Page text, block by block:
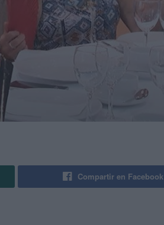
Compartir en Facebook